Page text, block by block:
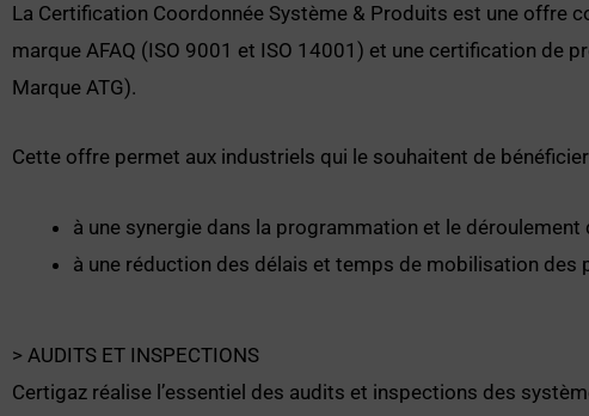
La Certification Coordonnée Système & Produits est une offre
marque AFAQ (ISO 9001 et ISO 14001) et une certification de
Marque ATG).
Cette offre permet aux industriels qui le souhaitent de
à une synergie dans la programmation et le
à une réduction des délais et temps de mobilisation des
> AUDITS ET INSPECTIONS
Certigaz réalise l’essentiel des audits et inspections des